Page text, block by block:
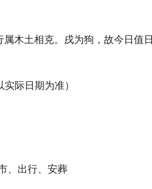
属木土相克。戌为狗，故今日值日
际日期为准）
、出行、安葬